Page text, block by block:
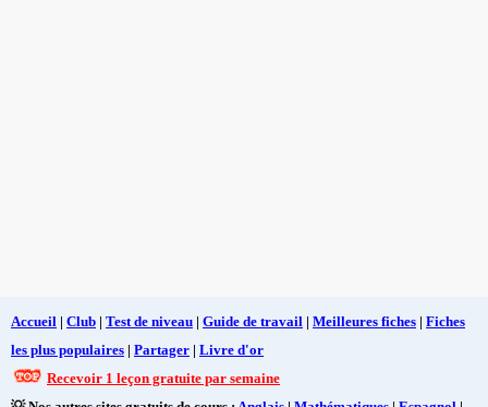
Accueil | Club | Test de niveau | Guide de travail | Meilleures fiches | Fiches
les plus populaires | Partager | Livre d'or
Recevoir 1 leçon gratuite par semaine